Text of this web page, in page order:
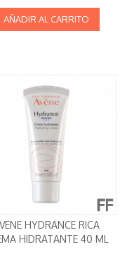
AÑADIR AL CARRITO
HYDRANCE RICA
HIDRATANTE 40 ML